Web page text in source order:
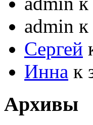
admin к
Сергей
Инна к
Архивы